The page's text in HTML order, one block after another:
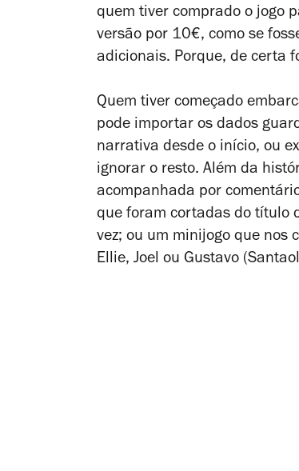
quem tiver comprado o jogo
versão por 10€, como se
adicionais. Porque, de certa
Quem tiver começado
pode importar os dados
narrativa desde o início, ou
ignorar o resto. Além da
acompanhada por
que foram cortadas do título
vez; ou um minijogo que nos
Ellie, Joel ou Gustavo